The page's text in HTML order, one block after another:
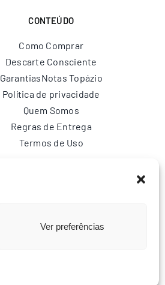
Ver preferências
CONTEÚDO
Como Comprar
Descarte Consciente
GarantiasNotas Topázio
Política de privacidade
Quem Somos
Regras de Entrega
Termos de Uso